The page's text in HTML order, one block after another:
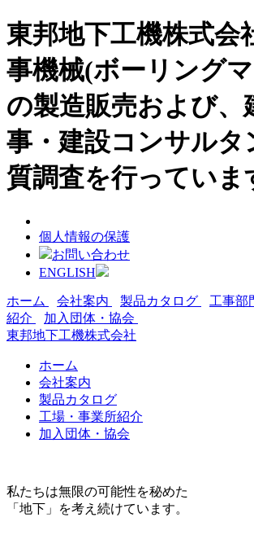
東邦地下工機株式会
事機械(ボーリング
の製造販売および、
事・建設コンサルタ
質調査を行っていま
個人情報の保護
お問い合わせ
ENGLISH
ホーム 会社案内 製品カタログ 工事部
紹介
加入団体・協会
東邦地下工機株式会社
ホーム
会社案内
製品カタログ
工場・事業所紹介
加入団体・協会
私たちは無限の可能性を秘めた
「地下」を考え続けています。